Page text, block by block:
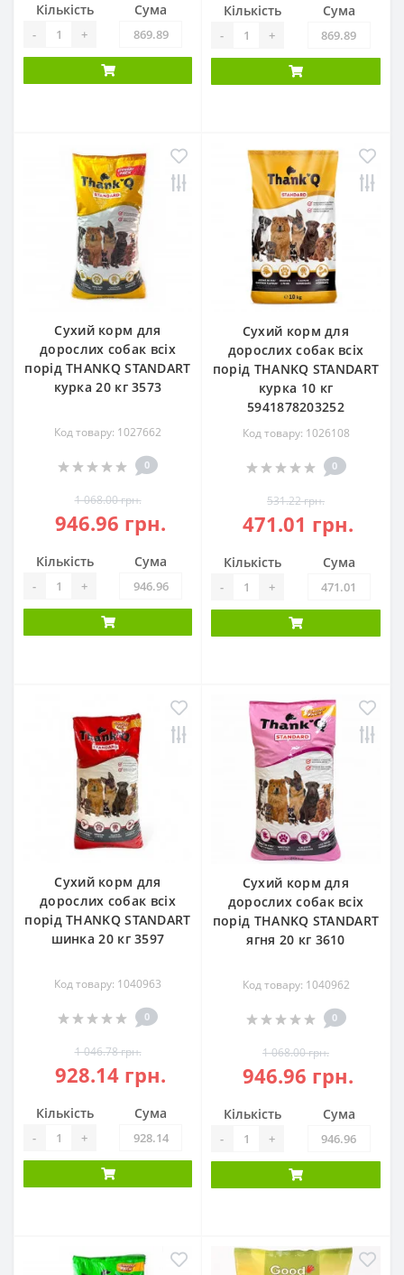
Кількість
- +
Сума Кількість
- +
Сума
Сухий корм для
дорослих собак всіх
порід THANKQ STANDART
курка 20 кг 3573
Код товару: 1027662
0
1 068.00 грн.
946.96 грн.
Кількість
- +
Сума
Сухий корм для
дорослих собак всіх
порід THANKQ STANDART
курка 10 кг
5941878203252
Код товару: 1026108
0
531.22 грн.
471.01 грн.
Кількість
- +
Сума
Сухий корм для
дорослих собак всіх
порід THANKQ STANDART
шинка 20 кг 3597
Код товару: 1040963
0
1 046.78 грн.
928.14 грн.
Кількість
- +
Сума
Сухий корм для
дорослих собак всіх
порід THANKQ STANDART
ягня 20 кг 3610
Код товару: 1040962
0
1 068.00 грн.
946.96 грн.
Кількість
- +
Сума